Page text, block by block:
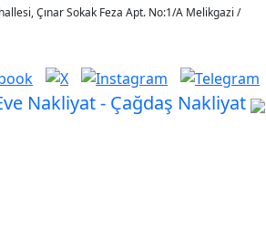
Çınar Sokak Feza Apt. No:1/A Melikgazi /